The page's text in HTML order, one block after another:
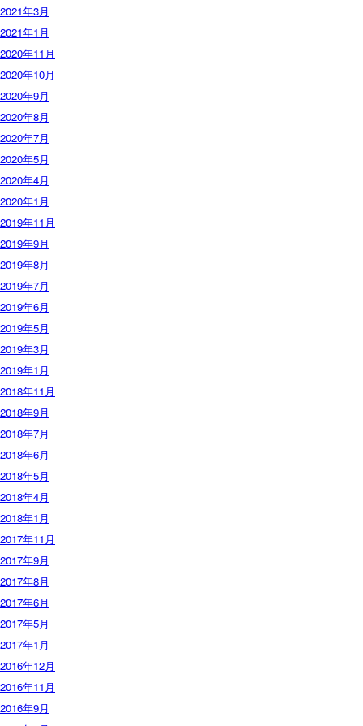
2021年3月
2021年1月
2020年11月
2020年10月
2020年9月
2020年8月
2020年7月
2020年5月
2020年4月
2020年1月
2019年11月
2019年9月
2019年8月
2019年7月
2019年6月
2019年5月
2019年3月
2019年1月
2018年11月
2018年9月
2018年7月
2018年6月
2018年5月
2018年4月
2018年1月
2017年11月
2017年9月
2017年8月
2017年6月
2017年5月
2017年1月
2016年12月
2016年11月
2016年9月